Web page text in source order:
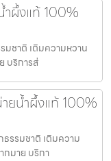
ำผึ้งแท้ 100%
มชาติ เติมความหวาน
บริการส่
ยน้ำผึ้งแท้ 100%
รรมชาติ เติมความ
กมาย บริกา